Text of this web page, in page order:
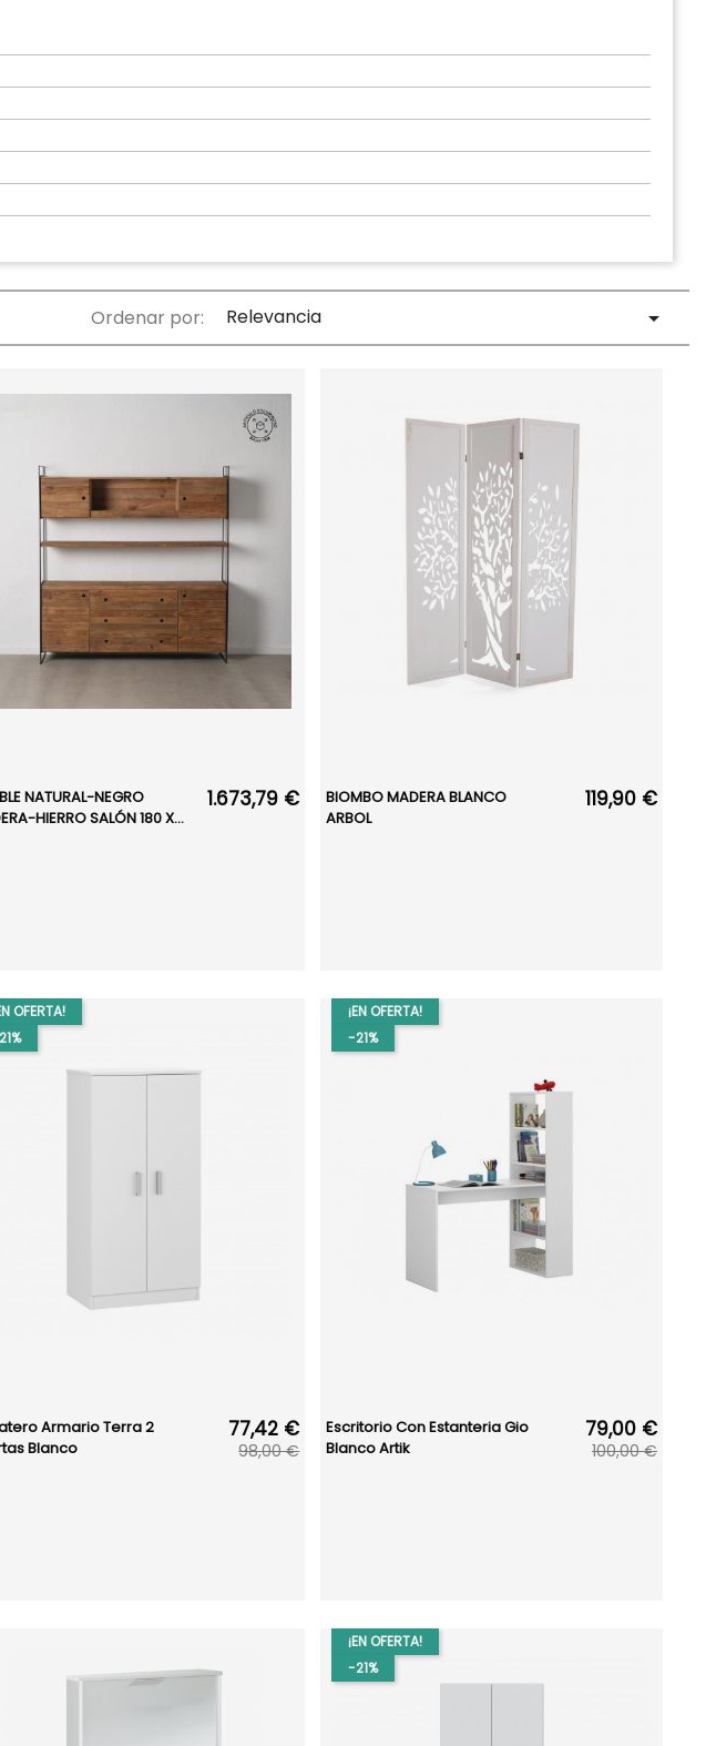
Ordenar por: Relevancia 
NATURAL-NEGRO
HIERRO SALÓN 180 X...
1.673,79 €
BIOMBO MADERA BLANCO
ARBOL
119,90 €
Armario Terra 2
Blanco
77,42 €
98,00 €
OFERTA!
Escritorio Con Estanteria Gio
Blanco Artik
79,00 €
100,00 €
¡EN OFERTA!
-21%
¡EN OFERTA!
-21%